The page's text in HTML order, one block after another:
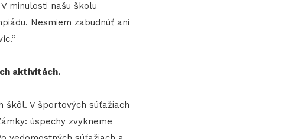
minulosti našu školu
Nesmiem zabudnúť ani
aktivitách.
škôl. V športových súťažiach
úspechy zvykneme